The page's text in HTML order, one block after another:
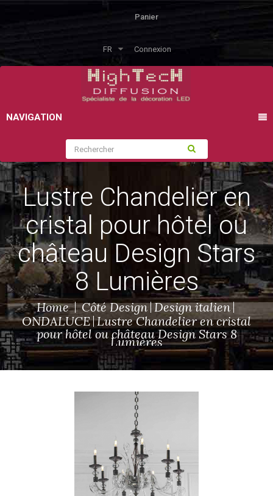
Panier
FR Connexion
NAVIGATION
Lustre Chandelier en
cristal pour hôtel ou
château Design Stars
8 Lumières
Home Côté Design Design italien
ONDALUCE Lustre Chandelier en cristal
pour hôtel ou château Design Stars 8
Lumières